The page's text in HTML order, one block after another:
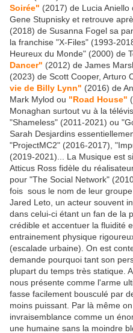
Soirée" (2017) de Lucia Aniello
Gene Stupnisky et retrouve
(2018) de Susanna Fogel sa
la franchise "X-Files" (1993-
Heureux du Monde" (2000) de
Dancer" (2012) de James
(2023) de Scott Cooper, Arturo
vie de Billy Lynn" (2016) de
Mark Mylod ou "Road House"
Monaghan surtout vu à la
"Shameless" (2011-2021) ou
Sarah Desjardins
"ProjectMC2" (2016-2017),
(2019-2021)... La Musique est
Atticus Ross fidèle du
pour "The Social Network"
fois sous le nom de leur
Jared Leto, un acteur souvent
dans celui-ci étant un fan de la
crédible et accentuer la fluidité
entrainement physique
(escalade urbaine). On est
demande pourquoi tant son
plupart du temps très statique.
nous présente comme l'arme
fasse facilement bousculé par
moins puissant. Par là même
invraisemblance comme un
une humaine sans la moindre